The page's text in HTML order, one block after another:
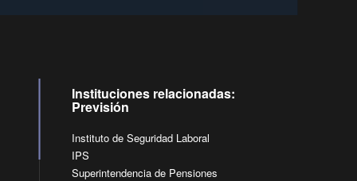
Instituciones relacionadas:
Previsión
Instituto de Seguridad Laboral
IPS
Superintendencia de Pensiones